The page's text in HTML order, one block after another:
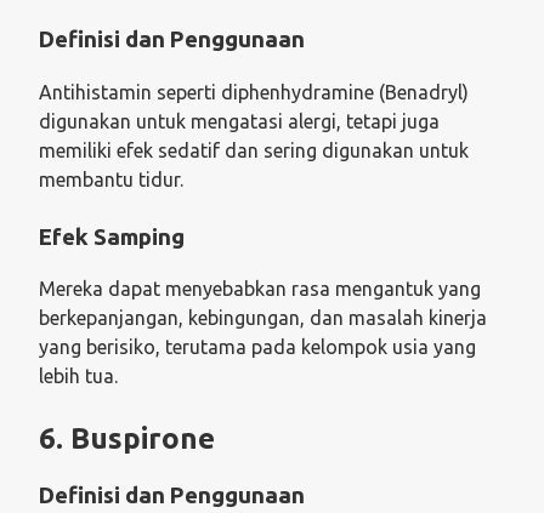
Definisi dan Penggunaan
Antihistamin seperti diphenhydramine (Benadryl)
digunakan untuk mengatasi alergi, tetapi juga
memiliki efek sedatif dan sering digunakan untuk
membantu tidur.
Efek Samping
Mereka dapat menyebabkan rasa mengantuk yang
berkepanjangan, kebingungan, dan masalah kinerja
yang berisiko, terutama pada kelompok usia yang
lebih tua.
6. Buspirone
Definisi dan Penggunaan